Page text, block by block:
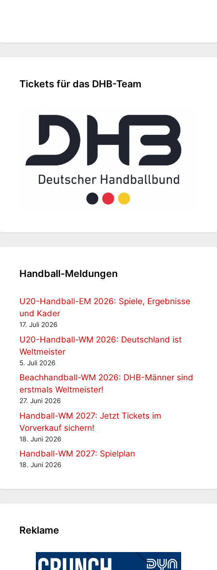
Tickets für das DHB-Team
Handball-Meldungen
U20-Handball-EM 2026: Spiele, Ergebnisse
und Kader
17. Juli 2026
U20-Handball-WM 2026: Deutschland ist
Weltmeister
5. Juli 2026
Beachhandball-WM 2026: DHB-Männer sind
erstmals Weltmeister!
27. Juni 2026
Handball-WM 2027: Jetzt Tickets im
Vorverkauf sichern!
18. Juni 2026
Handball-WM 2027: Spielplan
18. Juni 2026
Reklame